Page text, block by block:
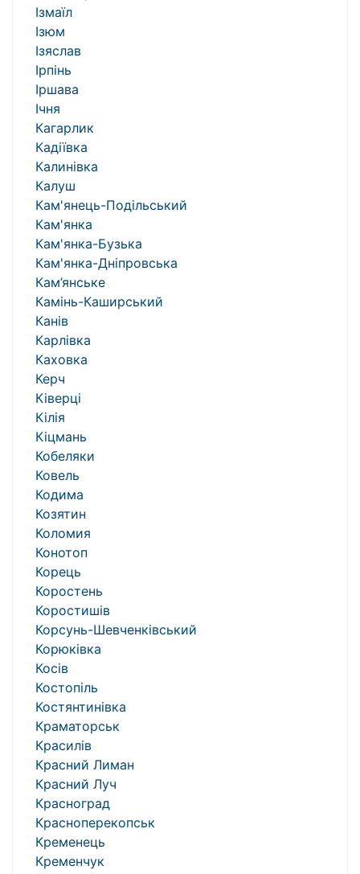
Ізмаїл
Ізюм
Ізяслав
Ірпінь
Іршава
Ічня
Кагарлик
Кадіївка
Калинівка
Калуш
Кам'янець-Подільський
Кам'янка
Кам'янка-Бузька
Кам'янка-Дніпровська
Кам’янське
Камінь-Каширський
Канів
Карлівка
Каховка
Керч
Ківерці
Кілія
Кіцмань
Кобеляки
Ковель
Кодима
Козятин
Коломия
Конотоп
Корець
Коростень
Коростишів
Корсунь-Шевченківський
Корюківка
Косів
Костопіль
Костянтинівка
Краматорськ
Красилів
Красний Лиман
Красний Луч
Красноград
Красноперекопськ
Кременець
Кременчук